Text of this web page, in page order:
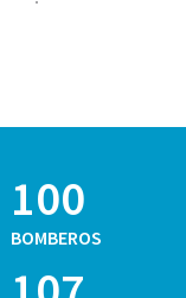
100
BOMBEROS